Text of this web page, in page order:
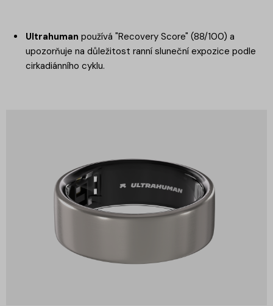
Ultrahuman používá "Recovery Score" (88/100) a
upozorňuje na důležitost ranní sluneční expozice podle
cirkadiánního cyklu.